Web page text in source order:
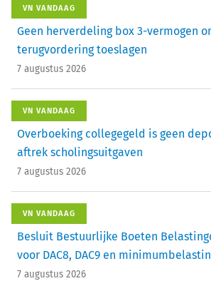
VN VANDAAG
Geen herverdeling box 3-vermogen
terugvordering toeslagen
7 augustus 2026
VN VANDAAG
Overboeking collegegeld is geen
aftrek scholingsuitgaven
7 augustus 2026
VN VANDAAG
Besluit Bestuurlijke Boeten
voor DAC8, DAC9 en
7 augustus 2026